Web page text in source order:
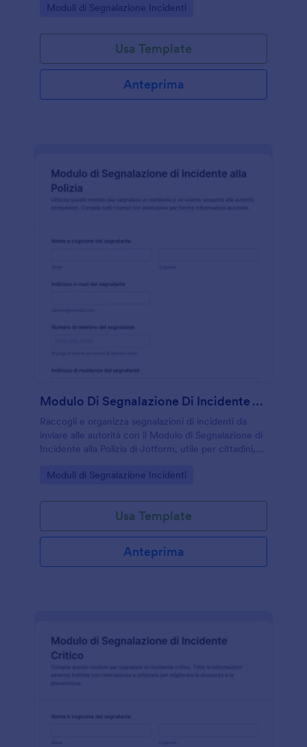
documentazione online.
Go to Category:
Moduli di Segnalazione Incidenti
Usa Template
Anteprima
Modulo Di Segnalazione Di Incidente Alla Polizia
Raccogli e organizza segnalazioni di incidenti da
inviare alle autorità con il Modulo di Segnalazione di
Incidente alla Polizia di Jotform, utile per cittadini,
dati in modo chiaro.
Go to Category:
Moduli di Segnalazione Incidenti
Usa Template
Anteprima